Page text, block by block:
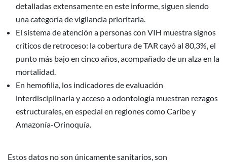
detalladas extensamente en este informe, siguen siendo
una categoría de vigilancia prioritaria.
El sistema de atención a personas con VIH muestra signos
críticos de retroceso: la cobertura de TAR cayó al 80,3%, el
punto más bajo en cinco años, acompañado de un alza en la
mortalidad.
En hemofilia, los indicadores de evaluación
interdisciplinaria y acceso a odontología muestran rezagos
estructurales, en especial en regiones como Caribe y
Amazonía-Orinoquía.
Estos datos no son únicamente sanitarios, son